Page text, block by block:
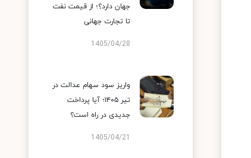
جهان دارد؟؛ از قیمت نفت
تا تجارت جهانی
1405/04/28
واریز سود سهام عدالت در
تیر ۱۴۰۵؛ آیا پرداخت
جدیدی در راه است؟
1405/04/21